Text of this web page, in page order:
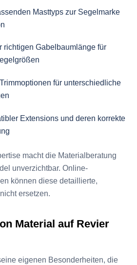
Masttyps zur Segelmarke
richtigen Gabelbaumlänge für
für unterschiedliche
Extensions und deren korrekte
macht die Materialberatung
unverzichtbar. Online-
können diese detaillierte,
ersetzen.
Material auf Revier
eigenen Besonderheiten, die